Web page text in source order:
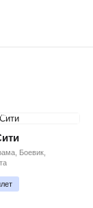
Боевик,